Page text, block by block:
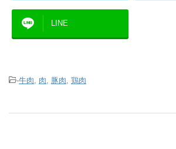
LINE
-牛肉, 肉, 豚肉, 鶏肉